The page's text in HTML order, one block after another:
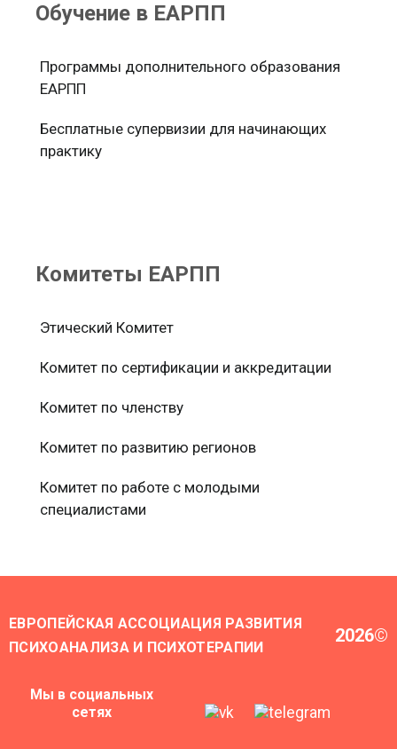
Обучение в ЕАРПП
Программы дополнительного образования
ЕАРПП
Бесплатные супервизии для начинающих
практику
Комитеты ЕАРПП
Этический Комитет
Комитет по сертификации и аккредитации
Комитет по членству
Комитет по развитию регионов
Комитет по работе с молодыми
специалистами
ЕВРОПЕЙСКАЯ АССОЦИАЦИЯ РАЗВИТИЯ
ПСИХОАНАЛИЗА И ПСИХОТЕРАПИИ
2026©
Мы в социальных
сетях